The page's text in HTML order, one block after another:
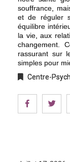
souffrance,
et de réguler
équilibre
la vie, aux
changement.
rassurant sur
simples pour
Centre-